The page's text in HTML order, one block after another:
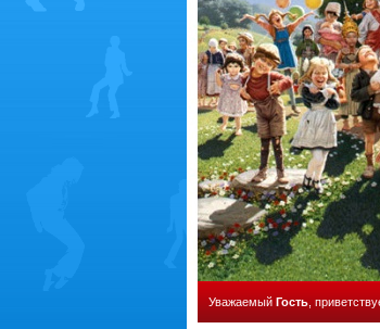
Уважаемый Гость ,